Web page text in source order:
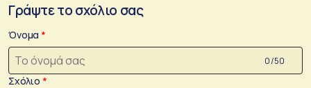
Γράψτε το σχόλιο σας
Όνομα
0 /50
Σχόλιο